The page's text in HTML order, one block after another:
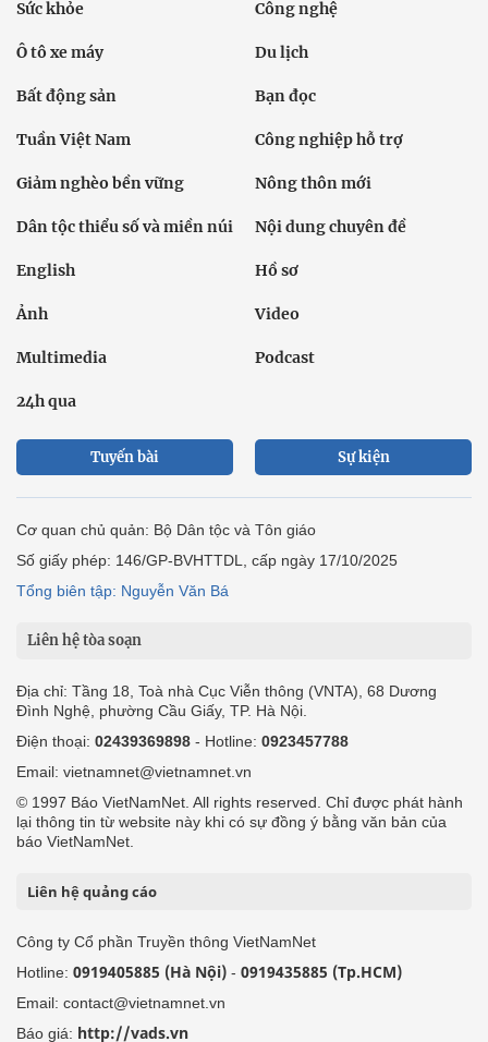
Sức khỏe Công nghệ
Ô tô xe máy Du lịch
Bất động sản Bạn đọc
Tuần Việt Nam Công nghiệp hỗ trợ
Giảm nghèo bền vững Nông thôn mới
Dân tộc thiểu số và miền núi Nội dung chuyên đề
English Hồ sơ
Ảnh Video
Multimedia Podcast
24h qua
Tuyến bài Sự kiện
Cơ quan chủ quản: Bộ Dân tộc và Tôn giáo
Số giấy phép: 146/GP-BVHTTDL, cấp ngày 17/10/2025
Tổng biên tập: Nguyễn Văn Bá
Liên hệ tòa soạn
Địa chỉ: Tầng 18, Toà nhà Cục Viễn thông (VNTA), 68 Dương
Đình Nghệ, phường Cầu Giấy, TP. Hà Nội.
Điện thoại: 02439369898 - Hotline: 0923457788
Email: vietnamnet@vietnamnet.vn
© 1997 Báo VietNamNet. All rights reserved. Chỉ được phát hành
lại thông tin từ website này khi có sự đồng ý bằng văn bản của
báo VietNamNet.
Liên hệ quảng cáo
Công ty Cổ phần Truyền thông VietNamNet
Hotline: 0919405885 (Hà Nội) - 0919435885 (Tp.HCM)
Email: contact@vietnamnet.vn
Báo giá: http://vads.vn